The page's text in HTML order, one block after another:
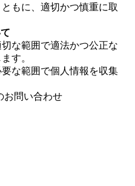
もに、適切かつ慎重に取
な範囲で適法かつ公正な
す。
な範囲で個人情報を収集
お問い合わせ